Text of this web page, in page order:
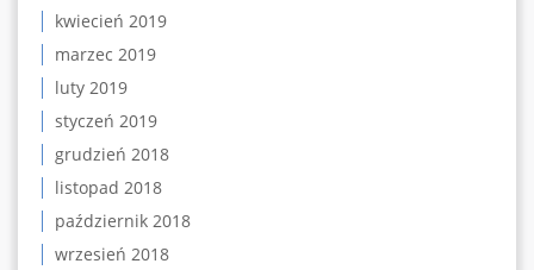
kwiecień 2019
marzec 2019
luty 2019
styczeń 2019
grudzień 2018
listopad 2018
październik 2018
wrzesień 2018